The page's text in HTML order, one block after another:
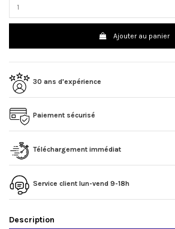
Ajouter au panier
30 ans d'expérience
Paiement sécurisé
Téléchargement immédiat
Service client lun-vend 9-18h
Description